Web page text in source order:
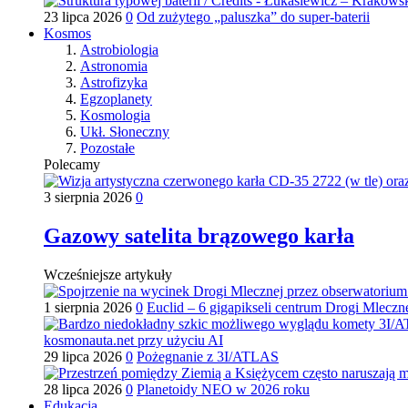
23 lipca 2026 0 Od zużytego „paluszka” do super-baterii
Kosmos
Astrobiologia
Astronomia
Astrofizyka
Egzoplanety
Kosmologia
Ukł. Słoneczny
Pozostałe
Polecamy
3 sierpnia 2026 0
Gazowy satelita brązowego karła
Wcześniejsze artykuły
1 sierpnia 2026 0 Euclid – 6 gigapikseli centrum Drogi
29 lipca 2026 0 Pożegnanie z 3I/ATLAS
28 lipca 2026 0 Planetoidy NEO w 2026 roku